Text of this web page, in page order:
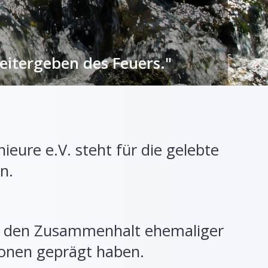
des Feuers."
des Feuers."
des Feuers."
des Feuers."
des Feuers."
des Feuers."
des Feuers."
des Feuers."
e.V. steht für die gelebte
Zusammenhalt ehemaliger
geprägt haben.